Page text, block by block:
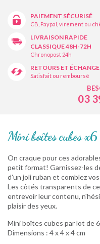
PAIEMENT SÉCURISÉ
CB, Paypal, virement ou
LIVRAISON RAPIDE
CLASSIQUE 48H-72H
Chronopost 24h
RETOURS ET
Satisfait ou remboursé
03
Mini boîtes cubes x6
On craque pour ces
petit format! Garnissez-les
d'un joli ruban et comblez
Les côtés transparents de
entrevoir leur contenu,
plaisir des yeux.
Mini boîtes cubes par lot de
Dimensions : 4 x 4 x 4 cm